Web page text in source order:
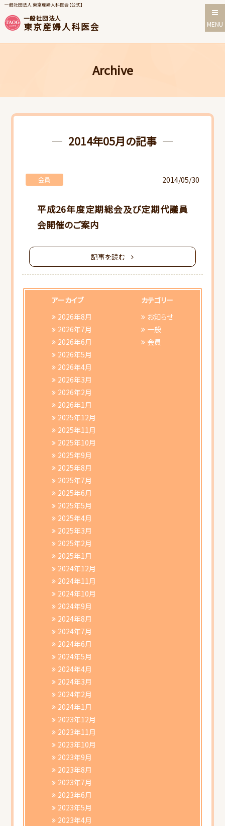
一般社団法人 東京産婦人科医会【公式】
一般社団法人
東京産婦人科医会 MENU
Archive
2014年05月の記事
平成26年度定期総会及び定期代議員
会開催のご案内
会員 2014/05/30
記事を読む
アーカイブ
2026年8月
2026年7月
2026年6月
2026年5月
2026年4月
2026年3月
2026年2月
2026年1月
2025年12月
2025年11月
2025年10月
2025年9月
2025年8月
2025年7月
2025年6月
2025年5月
2025年4月
2025年3月
2025年2月
2025年1月
2024年12月
2024年11月
2024年10月
2024年9月
2024年8月
2024年7月
2024年6月
2024年5月
2024年4月
2024年3月
2024年2月
2024年1月
2023年12月
2023年11月
2023年10月
2023年9月
2023年8月
2023年7月
2023年6月
2023年5月
2023年4月
カテゴリー
お知らせ
一般
会員
当会について
行事スケジュール
会員向けご案内
研修会ご案内
書類ダウンロード